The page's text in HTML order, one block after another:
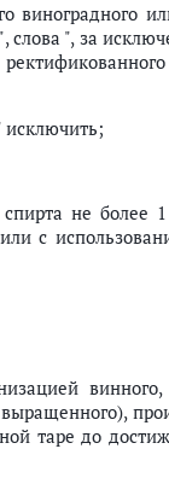
виноградного
", за
исключить;
не более
с
винного,
таре до